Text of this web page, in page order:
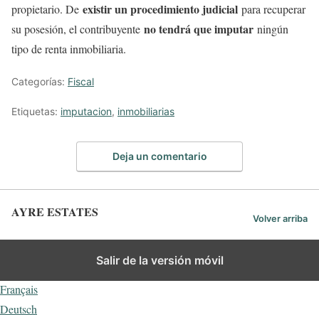
propietario. De existir un procedimiento judicial para recuperar
su posesión, el contribuyente no tendrá que imputar ningún
tipo de renta inmobiliaria.
Categorías: Fiscal
Etiquetas: imputacion, inmobiliarias
Deja un comentario
AYRE ESTATES Volver arriba
Salir de la versión móvil
Français
Deutsch